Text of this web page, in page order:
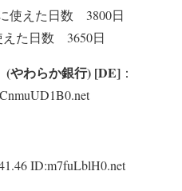
使えた日数 3800日
た日数 3650日
(やわらか銀行) [DE] ：
ID:m7fuLblH0.net